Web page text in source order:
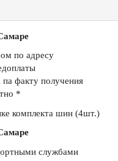
по адресу
па факту получения
*
комплекта шин (4шт.)
службами